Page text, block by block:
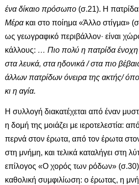
ένα δίκαιο πρόσωπο (σ.21). Η
Μέρακαι στο ποίημα «Άλλο στίγμα»
ως γεωγραφικό περιβάλλον· είναι
κάλλους: … Πιο πολύ η πατρίδα ένοχη
στα λευκά, στα ηδονικά / στα πιο
άλλων πατρίδων όνειρα της ακτής/
κι η αγία.
Η συλλογή διακατέχεται από έναν
η δομή της μοιάζει με ιεροτελεστία:
περνά στον έρωτα, από τον έρωτα
στη μνήμη, και τελικά καταλήγει στη
επίλογος «Ο χορός των ρόδων»
καθολική συμφιλίωση: ο έρωτας, η